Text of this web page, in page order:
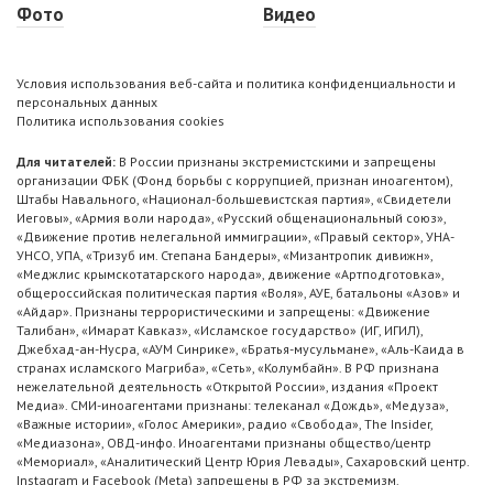
Фото
Видео
Условия использования веб-сайта и политика конфиденциальности и
персональных данных
Политика использования cookies
Для читателей: В России признаны экстремистскими и запрещены
организации ФБК (Фонд борьбы с коррупцией, признан иноагентом),
Штабы Навального, «Национал-большевистская партия», «Свидетели
Иеговы», «Армия воли народа», «Русский общенациональный союз»,
«Движение против нелегальной иммиграции», «Правый сектор», УНА-
УНСО, УПА, «Тризуб им. Степана Бандеры», «Мизантропик дивижн»,
«Меджлис крымскотатарского народа», движение «Артподготовка»,
общероссийская политическая партия «Воля», АУЕ, батальоны «Азов» и
«Айдар». Признаны террористическими и запрещены: «Движение
Талибан», «Имарат Кавказ», «Исламское государство» (ИГ, ИГИЛ),
Джебхад-ан-Нусра, «АУМ Синрике», «Братья-мусульмане», «Аль-Каида в
странах исламского Магриба», «Сеть», «Колумбайн». В РФ признана
нежелательной деятельность «Открытой России», издания «Проект
Медиа». СМИ-иноагентами признаны: телеканал «Дождь», «Медуза»,
«Важные истории», «Голос Америки», радио «Свобода», The Insider,
«Медиазона», ОВД-инфо. Иноагентами признаны общество/центр
«Мемориал», «Аналитический Центр Юрия Левады», Сахаровский центр.
Instagram и Facebook (Metа) запрещены в РФ за экстремизм.